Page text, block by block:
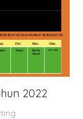
2022